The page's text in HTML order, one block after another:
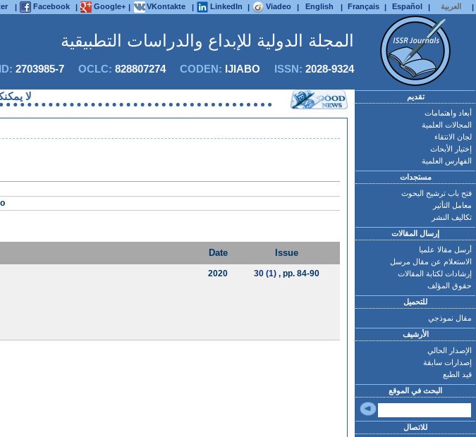
| Facebook | Google+ | VKontakte | LinkedIn | Viadeo | English | Français | Español | العربية |
المجلة الدولية للإبداع والدراسات التطبيقية
2703985-7 OCLC: 828807274CODEN: IJIABO ISSN: 2028-9324
لا
Date Issue
2020 30 (1), pp. 84-90
تقديم
أبعاد واهتمامات
المجالات العلمية
لجان الانتقاء
إختيار الأبحاث
الفهارس العلمية
مستجدات
فتح باب ترشيح البحوث
معامل التأثير
تكاليف النشر
إرسال المقالات
أرسل مقالا علميا
الاستعلام عن مقال مرسل
إرشادات لكتابة المقالات
حقوق المؤلف
للتحميل
مقال نموذجي
الأرشيف
الإصدار الحالي
إصدارات سابقة
قيد الطبع
البحث في الموقع
للاتصال